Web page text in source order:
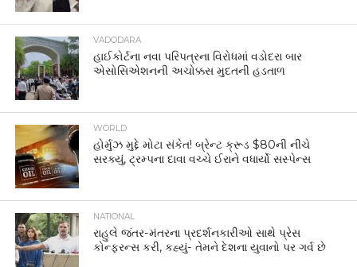
VADODARA
હાઈકોર્ટના નવા પરિપત્રના વિરોધમાં વડોદરા બાર
એસોસિએશનની અચોક્કસ મુદતની હડતાળ
WORLD
હોર્મુઝ મુદ્દે મોટા સંકેત! બ્રેન્ટ ક્રૂડ $80ની નીચે
સરક્યું, ટ્રમ્પના દાવા વચ્ચે ઈરાને વધાર્યો સસ્પેન્સ
NATIONAL
રાહુલે જંતર-મંતરના પ્રદર્શનકારીઓ સાથે પ્રેસ
કોન્ફરન્સ કરી, કહ્યું- તેમને દેશના યુવાનો પર ગર્વ છે